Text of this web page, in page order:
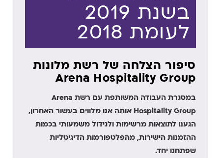
בשנת 2019
לעומת 2018
סיפור הצלחה של רשת מלונות
Arena Hospitality Group
במסגרת העבודה המשותפת עם רשת Arena
Hospitality Group אותה אנו מלווים בעשור האחרון,
הגענו לתוצאות מרשימות ולגידול משמעותי בכמות
ההזמנות הישירות, מהפלטפורמות הדיגיטליות
שפתחנו יחד.